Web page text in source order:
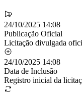
24/10/2025 14:08
Publicação Oficial
Licitação divulgada
24/10/2025 14:08
Data de Inclusão
Registro inicial da